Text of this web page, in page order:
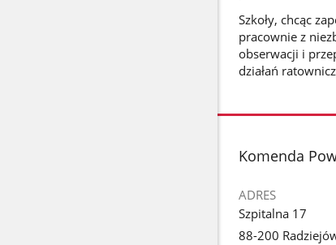
Szkoły, chcąc
pracownie z
obserwacji i
działań
stopka
Komenda
ADRES
Szpitalna 17
88-200